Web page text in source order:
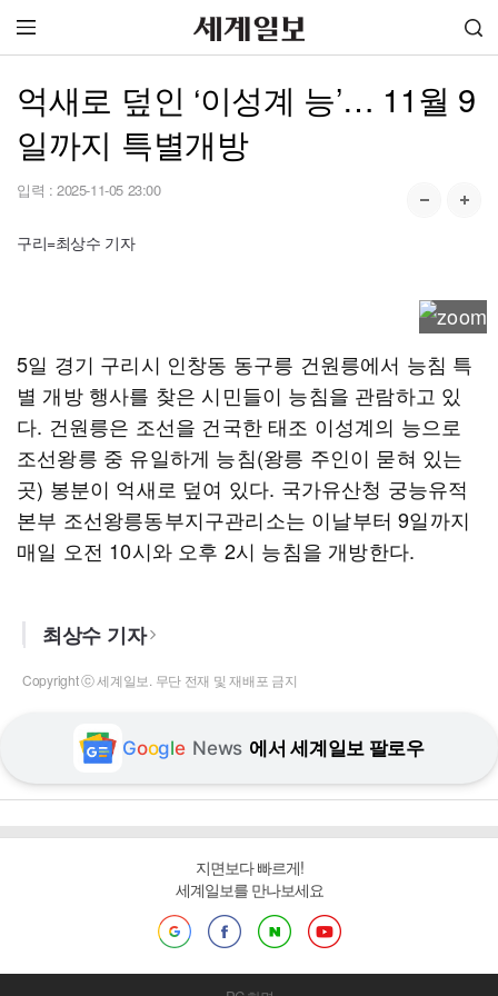
억새로 덮인 ‘이성계 능’… 11월 9
일까지 특별개방
입력 : 2025-11-05 23:00
구리=최상수 기자
5일 경기 구리시 인창동 동구릉 건원릉에서 능침 특
별 개방 행사를 찾은 시민들이 능침을 관람하고 있
다. 건원릉은 조선을 건국한 태조 이성계의 능으로
조선왕릉 중 유일하게 능침(왕릉 주인이 묻혀 있는
곳) 봉분이 억새로 덮여 있다. 국가유산청 궁능유적
본부 조선왕릉동부지구관리소는 이날부터 9일까지
매일 오전 10시와 오후 2시 능침을 개방한다.
최상수 기자
Copyright ⓒ 세계일보. 무단 전재 및 재배포 금지
Google News 에서 세계일보 팔로우
지면보다 빠르게!
세계일보를 만나보세요